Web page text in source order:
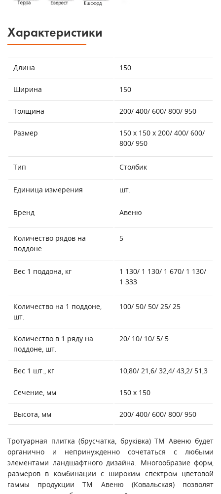
Характеристики
Длина 150
Ширина 150
Толщина 200/ 400/ 600/ 800/ 950
Размер
150 х 150 х 200/ 400/ 600/
800/ 950
Тип Столбик
Единица измерения шт.
Бренд Авеню
Количество рядов на
поддоне
5
Вес 1 поддона, кг
1 130/ 1 130/ 1 670/ 1 130/
1 333
Количество на 1 поддоне,
шт.
100/ 50/ 50/ 25/ 25
Количество в 1 ряду на
поддоне, шт.
20/ 10/ 10/ 5/ 5
Вес 1 шт., кг 10,80/ 21,6/ 32,4/ 43,2/ 51,3
Сечение, мм 150 х 150
Высота, мм 200/ 400/ 600/ 800/ 950
Тротуарная плитка (брусчатка, бруківка) ТМ Авеню будет
органично и непринужденно сочетаться с любыми
элементами ландшафтного дизайна. Многообразие форм,
размеров в комбинации с широким спектром цветовой
гаммы продукции ТМ Авеню (Ковальская) позволят